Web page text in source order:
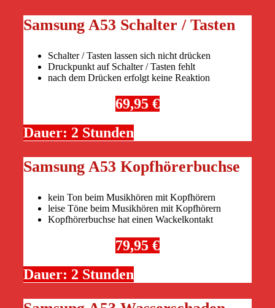
Samsung A53 Schalter / Tasten
Schalter / Tasten lassen sich nicht drücken
Druckpunkt auf Schalter / Tasten fehlt
nach dem Drücken erfolgt keine Reaktion
69,95 €
Dauer: 2 Stunden
Samsung A53 Kopfhörerbuchse
kein Ton beim Musikhören mit Kopfhörern
leise Töne beim Musikhören mit Kopfhörern
Kopfhörerbuchse hat einen Wackelkontakt
79,95 €
Dauer: 2 Stunden